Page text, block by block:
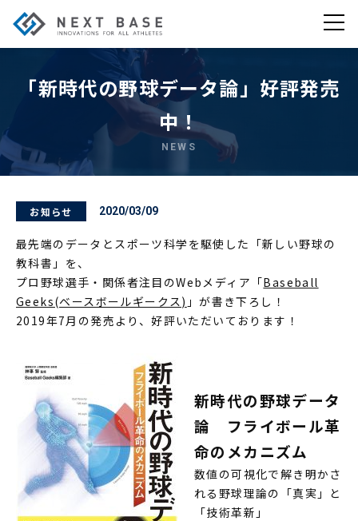
「新時代の野球データ論」好評発売
中！
NEWS
お知らせ 2020/03/09
最先端のデータとスポーツ科学を駆使した「新しい野球の
教科書」を、
プロ野球選手・関係者注目のWebメディア「Baseball
Geeks(ベースボールギークス) 」が書き下ろし！
2019年7月の発売より、好評いただいております！
新時代の野球データ
論 フライボール革
命のメカニズム
数値の可視化で解き明かさ
れる野球理論の「真実」と
「技術革新」